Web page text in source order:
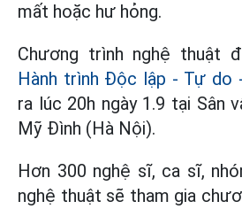
mất hoặc hư hỏng.
Chương trình nghệ thuật
Hành trình Độc lập - Tự do
ra lúc 20h ngày 1.9 tại Sân
Mỹ Đình (Hà Nội).
Hơn 300 nghệ sĩ, ca sĩ,
nghệ thuật sẽ tham gia